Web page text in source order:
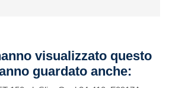
visualizzato questo
guardato anche: